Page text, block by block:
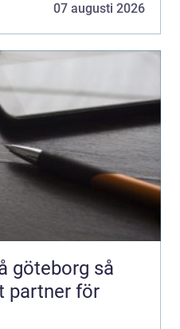
07 augusti 2026
så
partner för